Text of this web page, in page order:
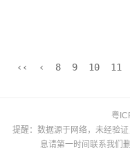
‹‹ ‹ 8 9 10 11
粤
提醒：数据源于网络，未经验
息请第一时间联系我们